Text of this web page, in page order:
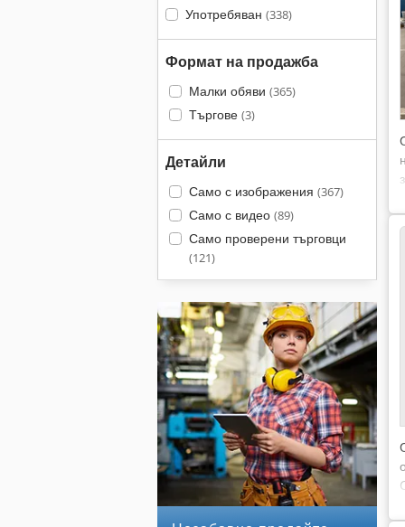
Употребяван (338)
Формат на продажба
Малки обяви (365)
Търгове (3)
Детайли
Само с изображения (367)
Само с видео (89)
Само проверени търговци
(121)